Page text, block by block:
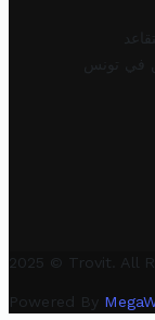
في تونس
2025 © Trovit. All
Powered By